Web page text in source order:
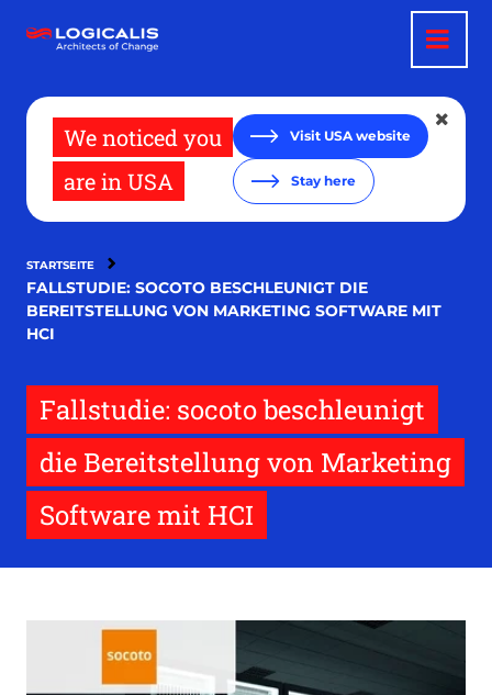
zum
Inhalt
We noticed you
are in USA
Visit USA website
Stay here
STARTSEITE
FALLSTUDIE: SOCOTO BESCHLEUNIGT DIE
BEREITSTELLUNG VON MARKETING SOFTWARE MIT
HCI
Fallstudie: socoto beschleunigt
die Bereitstellung von Marketing
Software mit HCI